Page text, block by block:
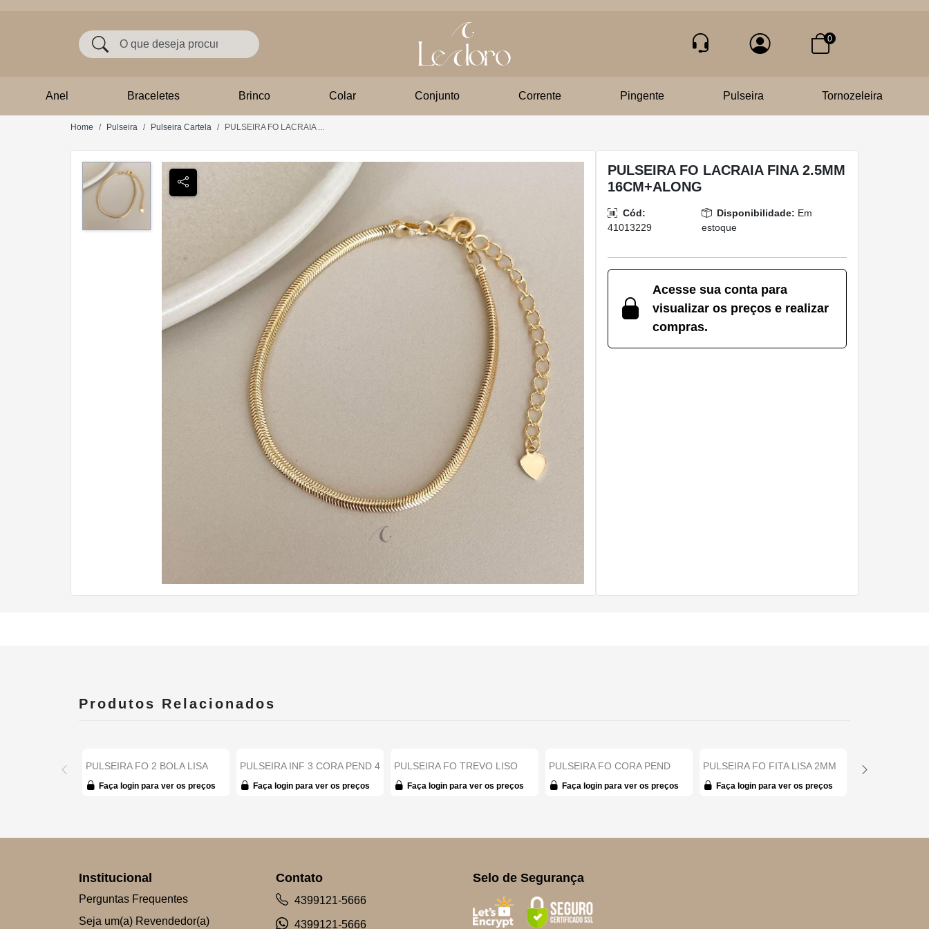
0
Anel Braceletes Brinco Colar Conjunto Corrente Pingente Pulseira Tornozeleira
Home Pulseira Pulseira Cartela PULSEIRA FO LACRAIA ...
PULSEIRA FO LACRAIA FINA 2.5MM
16CM+ALONG
Cód:
41013229
Disponibilidade: Em
estoque
Acesse sua conta para
visualizar os preços e realizar
compras.
Produtos Relacionados
PULSEIRA FO 2 BOLA LISA
CORR ELOS 17CM + A...
Faça login para ver os preços
PULSEIRA INF 3 CORA PEND 4
BOLINHA GRUME 1...
Faça login para ver os preços
PULSEIRA FO TREVO LISO
TRABALHADO 17CM + A...
Faça login para ver os preços
PULSEIRA FO CORA PEND
LOVE CORA VAZ 17CM +...
Faça login para ver os preços
PULSEIRA FO FITA LISA 2MM
16CM + ALONG...
Faça login para ver os preços
PULSEIRA FO
Institucional
Perguntas Frequentes
Seja um(a) Revendedor(a)
Contato
4399121-5666
4399121-5666
Selo de Segurança